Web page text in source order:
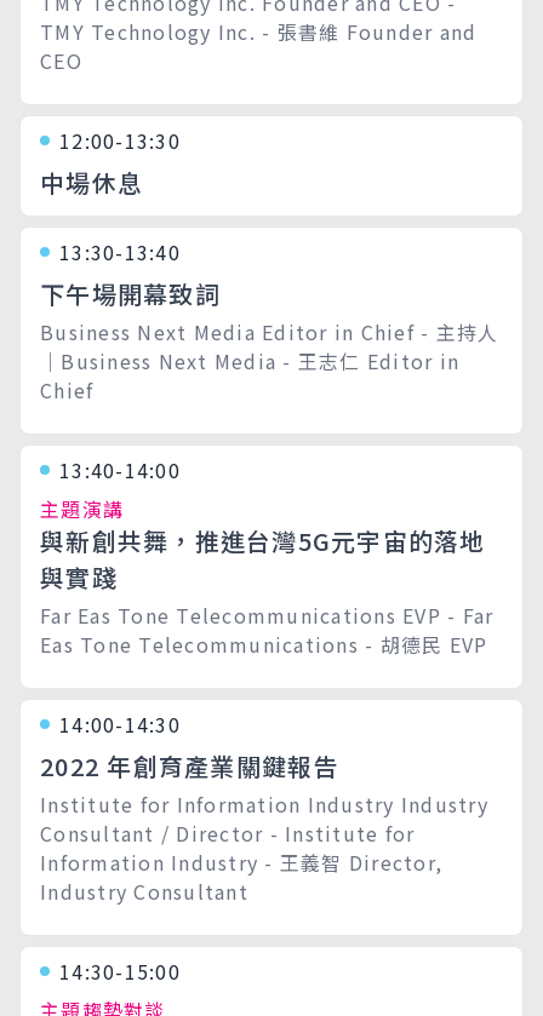
TMY Technology Inc. - 張書維 Founder and
CEO
12:00-13:30
中場休息
13:30-13:40
下午場開幕致詞
Business Next Media Editor in Chief - 主持人
｜Business Next Media - 王志仁 Editor in
Chief
13:40-14:00
主題演講
與新創共舞，推進台灣5G元宇宙的落地
與實踐
Far Eas Tone Telecommunications EVP - Far
Eas Tone Telecommunications - 胡德民 EVP
14:00-14:30
2022 年創育產業關鍵報告
Institute for Information Industry Industry
Consultant / Director - Institute for
Information Industry - 王義智 Director,
Industry Consultant
14:30-15:00
主題趨勢對談